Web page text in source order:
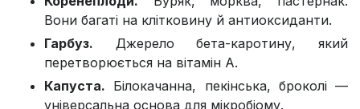
Вони багаті на клітковину й антиоксиданти.
Гарбуз. Джерело бета-каротину, який
перетворюється на вітамін А.
Капуста. Білокачанна, пекінська, броколі —
універсальна основа для мікробіому.